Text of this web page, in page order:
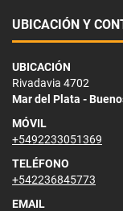
UBICACIÓN Y
UBICACIÓN
Rivadavia 4702
Mar del Plata -
MÓVIL
+5492233051369
TELÉFONO
+542236845773
EMAIL